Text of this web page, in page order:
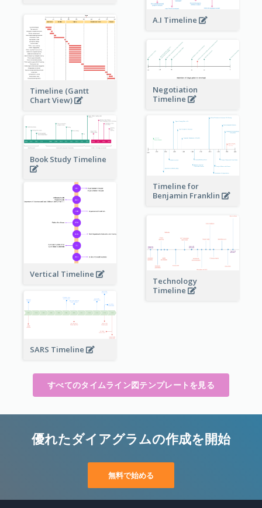
A.I Timeline
Timeline (Gantt
Chart View)
Negotiation
Timeline
Book Study Timeline
Timeline for
Benjamin Franklin
Vertical Timeline
Technology
Timeline
SARS Timeline
すべてのタイムライン図テンプレートを見る
優れたダイアグラムの作成を開始
無料で始める